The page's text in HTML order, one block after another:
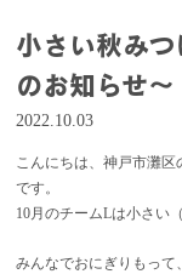
小さい秋み
のお知らせ～
2022.10.03
こんにちは、神戸市灘区
です。
10月のチームLは小さい
みんなでおにぎりもって